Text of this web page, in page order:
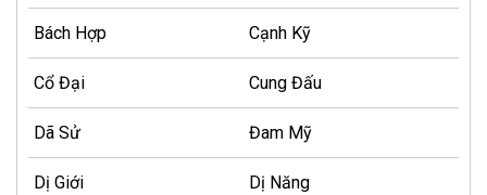
Bách Hợp Cạnh Kỹ
Cổ Đại Cung Đấu
Dã Sử Đam Mỹ
Dị Giới Dị Năng